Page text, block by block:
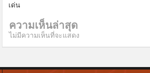
เด่น
ความเห็นล่าสุด
ไม่มีความเห็นที่จะแสดง